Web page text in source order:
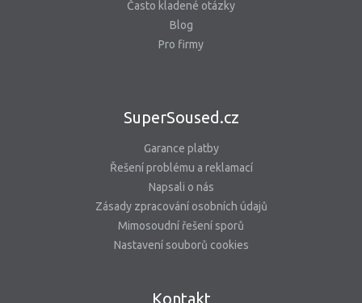
Často kladené otázky
Blog
Pro firmy
SuperSoused.cz
Garance platby
Řešení problému a reklamací
Napsali o nás
Zásady zpracování osobních údajů
Mimosoudní řešení sporů
Nastavení souborů cookies
Kontakt